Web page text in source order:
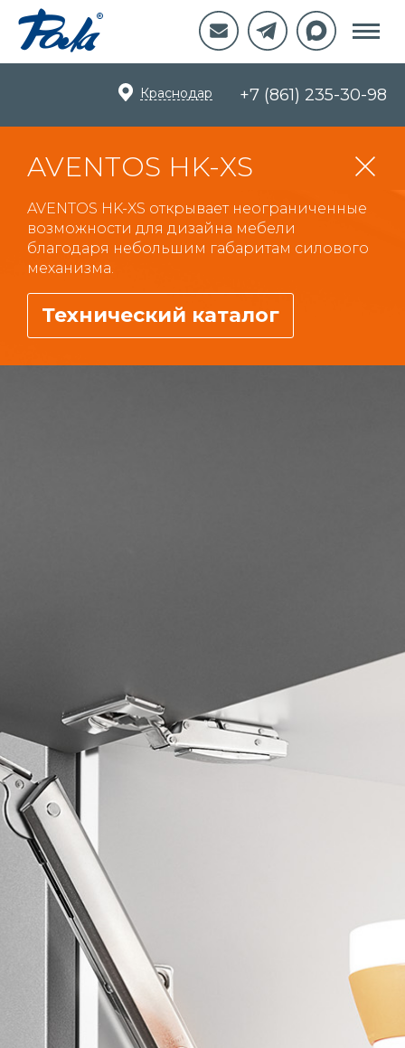
Краснодар +7 (861) 235-30-98
AVENTOS HK-XS
AVENTOS HK-XS открывает неограниченные
возможности для дизайна мебели
благодаря небольшим габаритам силового
механизма.
Технический каталог